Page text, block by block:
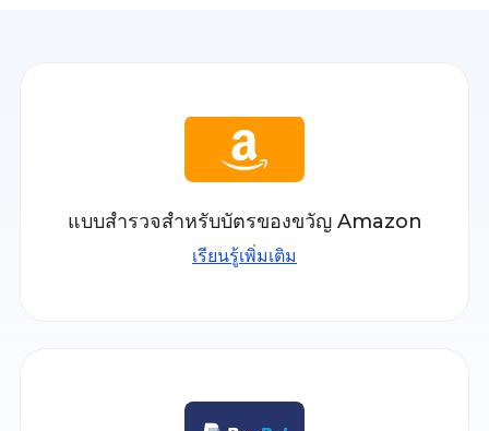
แบบสำรวจสำหรับบัตรของขวัญ Amazon
เรียนรู้เพิ่มเติม